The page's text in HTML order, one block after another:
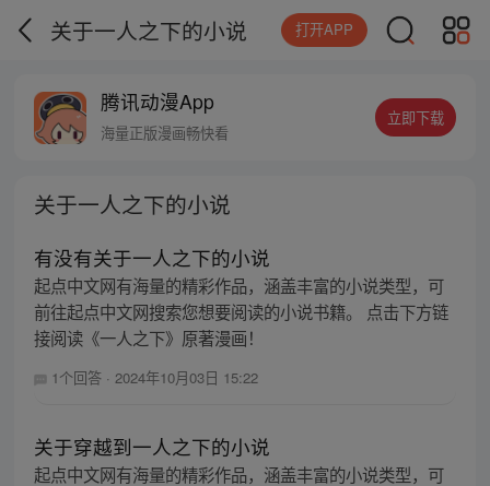
关于一人之下的小说 打开APP
腾讯动漫App
海量正版漫画畅快看
立即下载
关于一人之下的小说
有没有关于一人之下的小说
起点中文网有海量的精彩作品，涵盖丰富的小说类型，可
前往起点中文网搜索您想要阅读的小说书籍。 点击下方链
接阅读《一人之下》原著漫画！
1个回答 · 2024年10月03日 15:22
关于穿越到一人之下的小说
起点中文网有海量的精彩作品，涵盖丰富的小说类型，可